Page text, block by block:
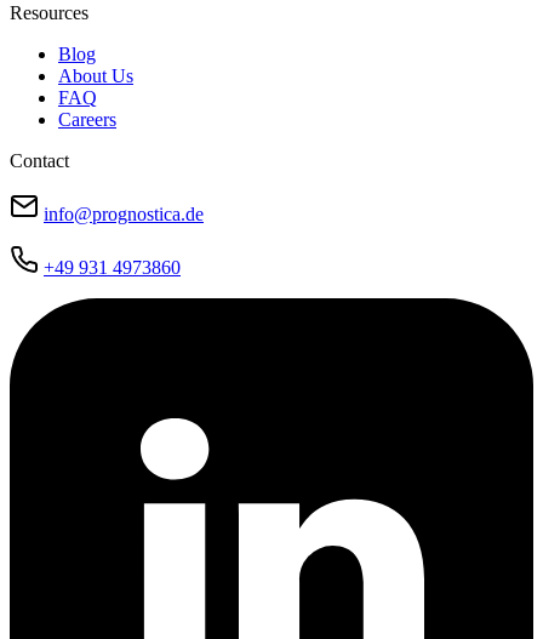
Resources
Blog
About Us
FAQ
Careers
Contact
info@prognostica.de
+49 931 4973860